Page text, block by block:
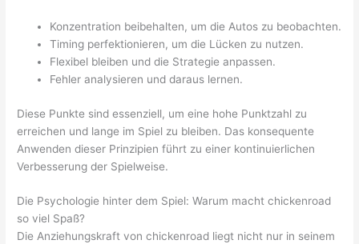
Konzentration beibehalten, um die Autos zu beobachten.
Timing perfektionieren, um die Lücken zu nutzen.
Flexibel bleiben und die Strategie anpassen.
Fehler analysieren und daraus lernen.
Diese Punkte sind essenziell, um eine hohe Punktzahl zu
erreichen und lange im Spiel zu bleiben. Das konsequente
Anwenden dieser Prinzipien führt zu einer kontinuierlichen
Verbesserung der Spielweise.
Die Psychologie hinter dem Spiel: Warum macht chickenroad
so viel Spaß?
Die Anziehungskraft von chickenroad liegt nicht nur in seinem